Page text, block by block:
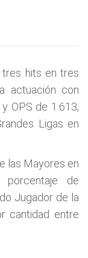
tres hits en tres
actuación con
OPS de 1.613,
Ligas en
las Mayores en
de
Jugador de la
cantidad entre